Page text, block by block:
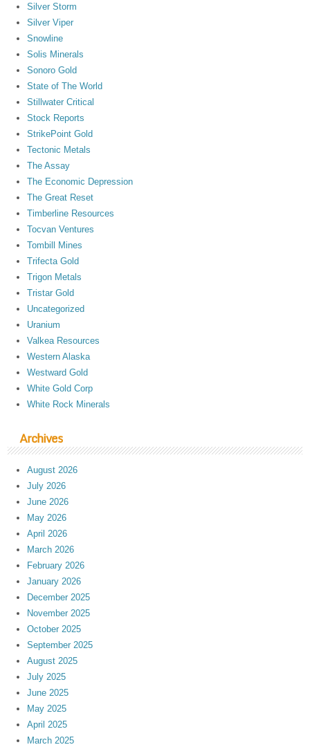
Silver Storm
Silver Viper
Snowline
Solis Minerals
Sonoro Gold
State of The World
Stillwater Critical
Stock Reports
StrikePoint Gold
Tectonic Metals
The Assay
The Economic Depression
The Great Reset
Timberline Resources
Tocvan Ventures
Tombill Mines
Trifecta Gold
Trigon Metals
Tristar Gold
Uncategorized
Uranium
Valkea Resources
Western Alaska
Westward Gold
White Gold Corp
White Rock Minerals
Archives
August 2026
July 2026
June 2026
May 2026
April 2026
March 2026
February 2026
January 2026
December 2025
November 2025
October 2025
September 2025
August 2025
July 2025
June 2025
May 2025
April 2025
March 2025